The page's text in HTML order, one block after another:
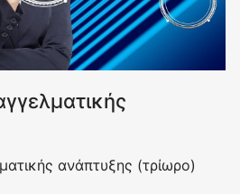
ανάπτυξης (τρίωρο)